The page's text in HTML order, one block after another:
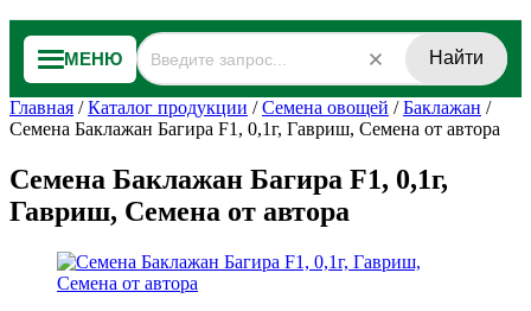
МЕНЮ Найти
Главная /Каталог продукции /Семена овощей /Баклажан /
Семена Баклажан Багира F1, 0,1г, Гавриш, Семена от автора
Семена Баклажан Багира F1, 0,1г,
Гавриш, Семена от автора